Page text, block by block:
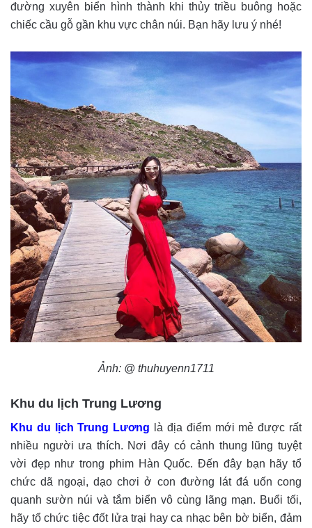
đường xuyên biển hình thành khi thủy triều buông hoặc
chiếc cầu gỗ gần khu vực chân núi. Bạn hãy lưu ý nhé!
Ảnh: @ thuhuyenn1711
Khu du lịch Trung Lương
Khu du lịch Trung Lương là địa điểm mới mẻ được rất
nhiều người ưa thích. Nơi đây có cảnh thung lũng tuyệt
vời đẹp như trong phim Hàn Quốc. Đến đây bạn hãy tổ
chức dã ngoại, dạo chơi ở con đường lát đá uốn cong
quanh sườn núi và tắm biển vô cùng lãng mạn. Buổi tối,
hãy tổ chức tiệc đốt lửa trại hay ca nhạc bên bờ biển, đảm